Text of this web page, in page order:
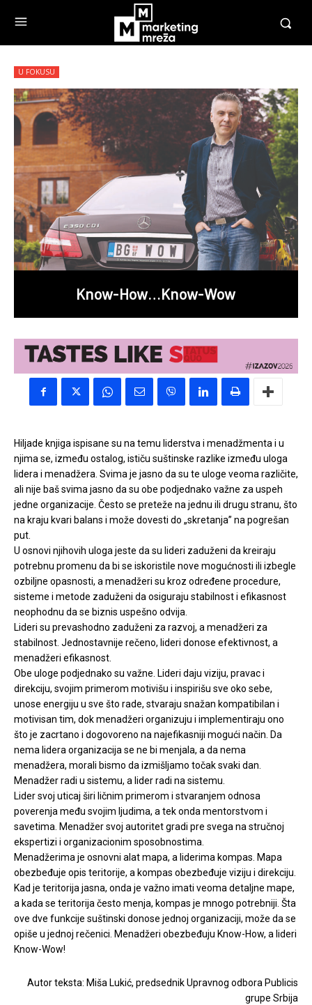
U FOKUSU
Know-How…Know-Wow
Hiljade knjiga ispisane su na temu liderstva i menadžmenta i u
njima se, između ostalog, ističu suštinske razlike između uloga
lidera i menadžera. Svima je jasno da su te uloge veoma različite,
ali nije baš svima jasno da su obe podjednako važne za uspeh
jedne organizacije. Često se preteže na jednu ili drugu stranu, što
na kraju kvari balans i može dovesti do „skretanja” na pogrešan
put.
U osnovi njihovih uloga jeste da su lideri zaduženi da kreiraju
potrebnu promenu da bi se iskoristile nove mogućnosti ili izbegle
ozbiljne opasnosti, a menadžeri su kroz određene procedure,
sisteme i metode zaduženi da osiguraju stabilnost i efikasnost
neophodnu da se biznis uspešno odvija.
Lideri su prevashodno zaduženi za razvoj, a menadžeri za
stabilnost. Jednostavnije rečeno, lideri donose efektivnost, a
menadžeri efikasnost.
Obe uloge podjednako su važne. Lideri daju viziju, pravac i
direkciju, svojim primerom motivišu i inspirišu sve oko sebe,
unose energiju u sve što rade, stvaraju snažan kompatibilan i
motivisan tim, dok menadžeri organizuju i implementiraju ono
što je zacrtano i dogovoreno na najefikasniji mogući način. Da
nema lidera organizacija se ne bi menjala, a da nema
menadžera, morali bismo da izmišljamo točak svaki dan.
Menadžer radi u sistemu, a lider radi na sistemu.
Lider svoj uticaj širi ličnim primerom i stvaranjem odnosa
poverenja među svojim ljudima, a tek onda mentorstvom i
savetima. Menadžer svoj autoritet gradi pre svega na stručnoj
ekspertizi i organizacionim sposobnostima.
Menadžerima je osnovni alat mapa, a liderima kompas. Mapa
obezbeđuje opis teritorije, a kompas obezbeđuje viziju i direkciju.
Kad je teritorija jasna, onda je važno imati veoma detaljne mape,
a kada se teritorija često menja, kompas je mnogo potrebniji. Šta
ove dve funkcije suštinski donose jednoj organizaciji, može da se
opiše u jednoj rečenici. Menadžeri obezbeđuju Know-How, a lideri
Know-Wow!
Autor teksta: Miša Lukić, predsednik Upravnog odbora Publicis
grupe Srbija